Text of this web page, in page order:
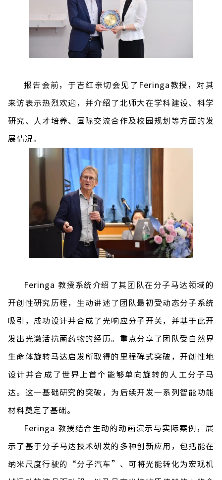
报告会前，于吉红亲切会见了 Feringa 教授，对其
来访表示热烈欢迎，并介绍了北师大在学科建设、科学
研究、人才培养、国际交流合作及校园规划等方面的发
展情况。
Feringa 教授系统介绍了其团队在分子马达领域的
开创性研究历程，生动讲述了团队最初受动态分子系统
吸引，成功设计并合成了光响应分子开关，并基于此开
发出光激活抗菌药物的经历。重点分享了团队受自然界
生命体旋转马达启发所取得的里程碑式突破，开创性地
设计并合成了世界上首个 能够单向旋转的人工分子马
达。这一基础研究的突破，为后续开发一系列智能功能
材料奠定了基础。
Feringa 教授结合生动的动画演示与实际案例，展
示了基于分子马达技术研发的多种创新应用，包括能在
纳米尺度行驶的 “分子汽车” 、可将光能转化为宏观机